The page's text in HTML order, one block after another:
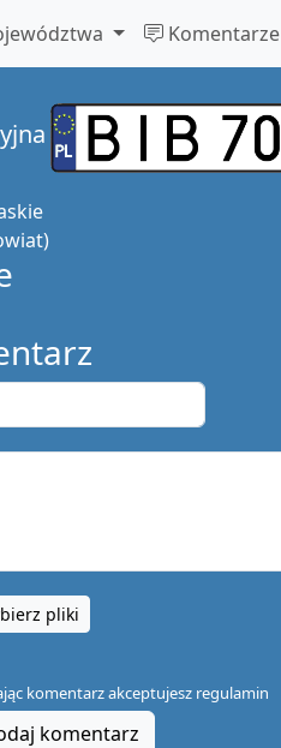
Komentarze
pliki
komentarz akceptujesz regulamin
komentarz